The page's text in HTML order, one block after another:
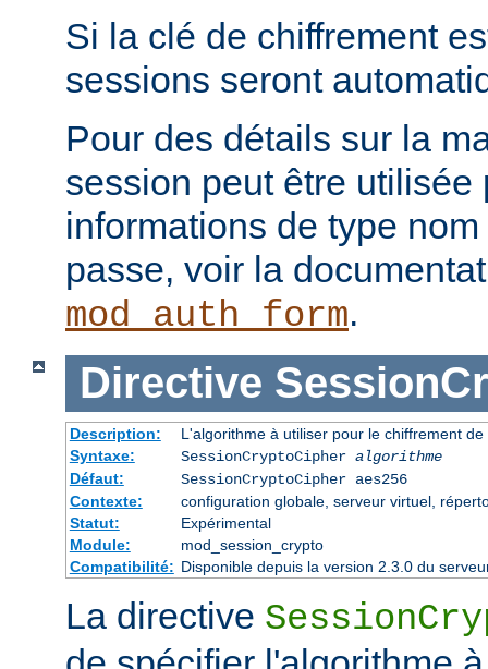
Si la clé de chiffrement
sessions seront
Pour des détails sur la
session peut être utilisée
informations de type
passe, voir la
mod_auth_form.
Directive
Description:
L'algorithme à utiliser pour le chiffrement de
Syntaxe:
SessionCryptoCipher algorithme
Défaut:
SessionCryptoCipher aes256
Contexte:
configuration globale, serveur virtuel,
Statut:
Expérimental
Module:
mod_session_crypto
Compatibilité: Disponible depuis la version 2.3.0 du
La directive